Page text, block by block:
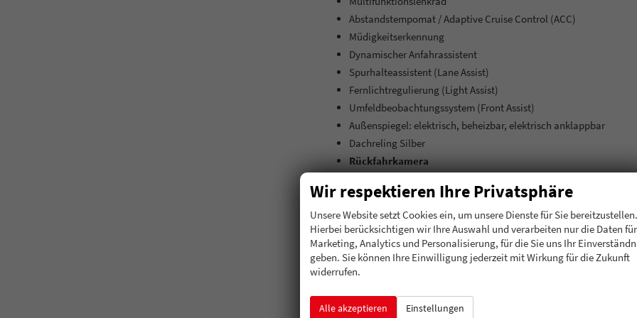
Abstandstempomat / Adaptive Cruise Control (ACC)
Müdigkeitserkennung
Dynamischer Anfahrassistent
Spurhalteassistent (Lane Assist)
Fernlichtregulierung (Light Assist)
Umfeldbeobachtungssystem (Front Assist)
Außenspiegel: elektrisch, beheizbar, elektrisch anklappbar
Dachreling Silber
Rückfahrkamera
17"" LM-Felgen mit Reifen 215/65R17
Tagfahrlicht mit LED
LED-Scheinwerfer
Geschwindigkeitserkennung
Bergabfahrassistent
Innen
Wir respektieren Ihre Privatsphäre
Unsere Website setzt Cookies ein, um unsere Dienste für Sie bereitzustellen.
Hierbei berücksichtigen wir Ihre Auswahl und verarbeiten nur die Daten für
Marketing, Analytics und Personalisierung, für die Sie uns Ihr
geben. Sie können Ihre Einwilligung jederzeit mit Wirkung für die Zukunft
widerrufen.
Alle akzeptieren Einstellungen